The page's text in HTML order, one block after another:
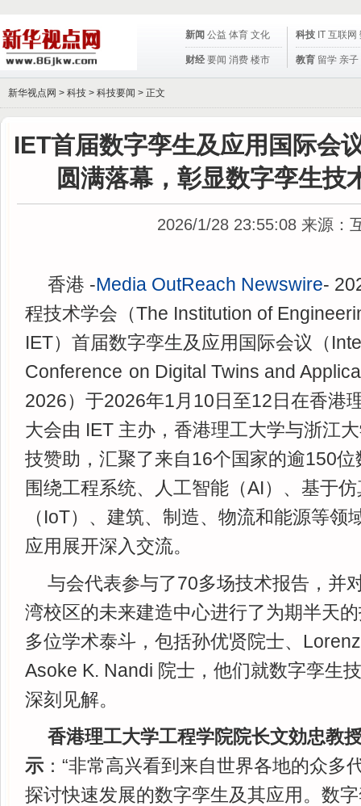
新闻 公益 体育 文化
财经 要闻 消费 楼市
科技 IT 互联网
教育 留学 亲子
新华视点网 > 科技 > 科技要闻 > 正文
IET首届数字孪生及应用国际会
圆满落幕，彰显数字孪生技
2026/1/28 23:55:08 来源：
香港 -Media OutReach Newswire-
程技术学会（The Institution of
IET）首届数字孪生及应用国际会议（
Conference on Digital Twins and
2026）于2026年1月10日至12日在香港
大会由 IET 主办，香港理工大学与浙江
技赞助，汇聚了来自16个国家的逾150
围绕工程系统、人工智能（AI）、基于
（IoT）、建筑、制造、物流和能源等领
应用展开深入交流。
与会代表参与了70多场技术报告，并
湾校区的未来建造中心进行了为期半天
多位学术泰斗，包括孙优贤院士、
Asoke K. Nandi 院士，他们就数字孪生
深刻见解。
香港理工大学工程学院院长文効忠教
示 ：“非常高兴看到来自世界各地的众多
探讨快速发展的数字孪生及其应用。数